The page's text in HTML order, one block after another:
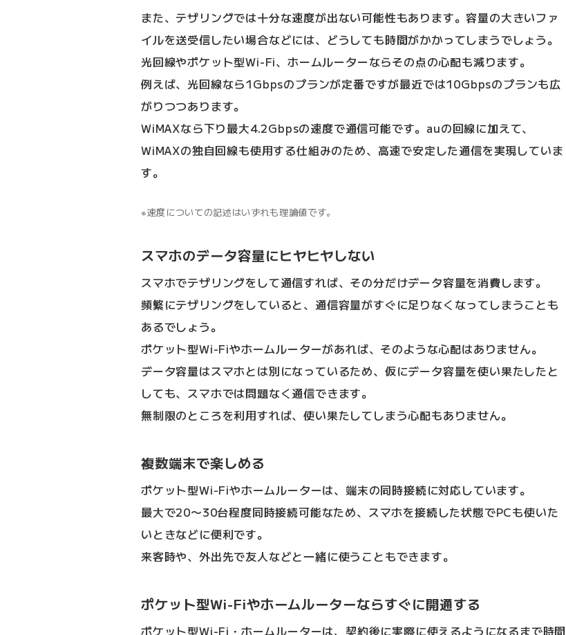
また、テザリングでは十分な速度が出ない可能性もあります。容量の大きいファ
イルを送受信したい場合などには、どうしても時間がかかってしまうでしょう。
光回線やポケット型Wi-Fi、ホームルーターならその点の心配も減ります。
例えば、光回線なら1Gbpsのプランが定番ですが最近では10Gbpsのプランも広
がりつつあります。
WiMAXなら下り最大4.2Gbpsの速度で通信可能です。auの回線に加えて、
WiMAXの独自回線も使用する仕組みのため、高速で安定した通信を実現していま
す。
速度についての記述はいずれも理論値です。
スマホのデータ容量にヒヤヒヤしない
スマホでテザリングをして通信すれば、その分だけデータ容量を消費します。
頻繁にテザリングをしていると、通信容量がすぐに足りなくなってしまうことも
あるでしょう。
ポケット型Wi-Fiやホームルーターがあれば、そのような心配はありません。
データ容量はスマホとは別になっているため、仮にデータ容量を使い果たしたと
しても、スマホでは問題なく通信できます。
無制限のところを利用すれば、使い果たしてしまう心配もありません。
複数端末で楽しめる
ポケット型Wi-Fiやホームルーターは、端末の同時接続に対応しています。
最大で20〜30台程度同時接続可能なため、スマホを接続した状態でPCも使いた
いときなどに便利です。
来客時や、外出先で友人などと一緒に使うこともできます。
ポケット型Wi-Fiやホームルーターならすぐに開通する
ポケット型Wi-Fi・ホームルーターは、契約後に実際に使えるようになるまで時間